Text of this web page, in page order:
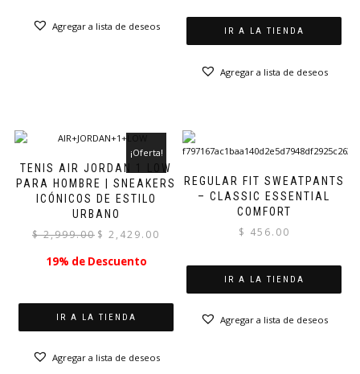
Agregar a lista de deseos IR A LA TIENDA
Agregar a lista de deseos
TENIS AIR JORDAN 1 LOW
PARA HOMBRE | SNEAKERS
ICÓNICOS DE ESTILO
URBANO
¡Oferta!
$2,999.00 El
original
$ 2,429.00
$ 2,429.00.
19% de Descuento
IR A LA TIENDA
Agregar a lista de deseos
REGULAR FIT SWEATPANTS
– CLASSIC ESSENTIAL
COMFORT
$ 456.00
IR A LA TIENDA
Agregar a lista de deseos